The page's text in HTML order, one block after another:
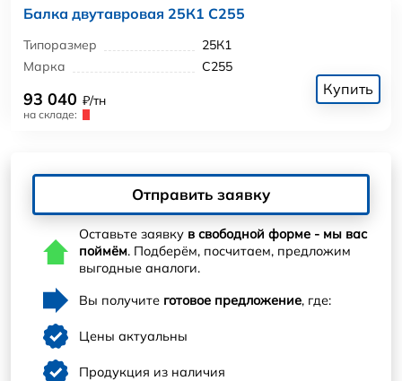
Балка двутавровая 25К1 С255
Типоразмер
25К1
Марка
С255
93 040 ₽/тн
на складе:
Купить
Отправить заявку
Оставьте заявку в свободной форме - мы вас
поймём. Подберём, посчитаем, предложим
выгодные аналоги.
Вы получите готовое предложение, где:
Цены актуальны
Продукция из наличия